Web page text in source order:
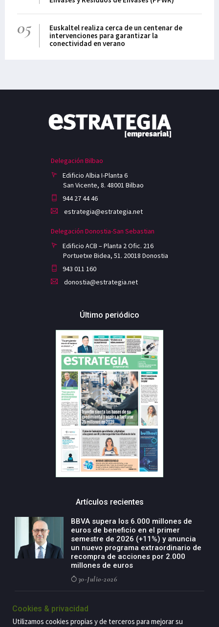
05
Euskaltel realiza cerca de un centenar de
intervenciones para garantizar la
conectividad en verano
Delegación Bilbao
Edificio Albia I-Planta 6
San Vicente, 8. 48001 Bilbao
944 27 44 46
estrategia@estrategia.net
Delegación Donostia-San Sebastian
Edificio ACB – Planta 2 Ofic. 216
Portuetxe Bidea, 51. 20018 Donostia
943 011 160
donostia@estrategia.net
Último periódico
Artículos recientes
BBVA supera los 6.000 millones de
euros de beneficio en el primer
semestre de 2026 (+11%) y anuncia
un nuevo programa extraordinario de
recompra de acciones por 2.000
millones de euros
30-Julio-2026
negocio agro con un modelo global
de especialización presente en siete
Cookies & privacidad
Utilizamos cookies propias y de terceros para mejorar su